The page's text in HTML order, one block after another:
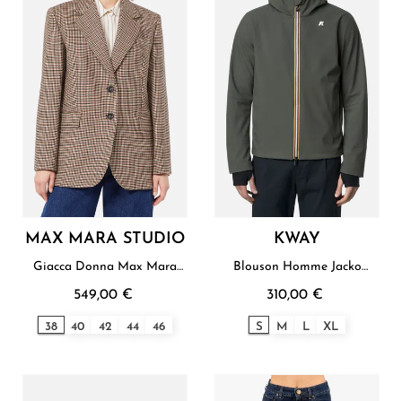
MAX MARA STUDIO
Giacca Donna Max Mara
549,00 €
38 40 42 44 46
KWAY
Blouson Homme Jacko
310,00 €
S M L XL